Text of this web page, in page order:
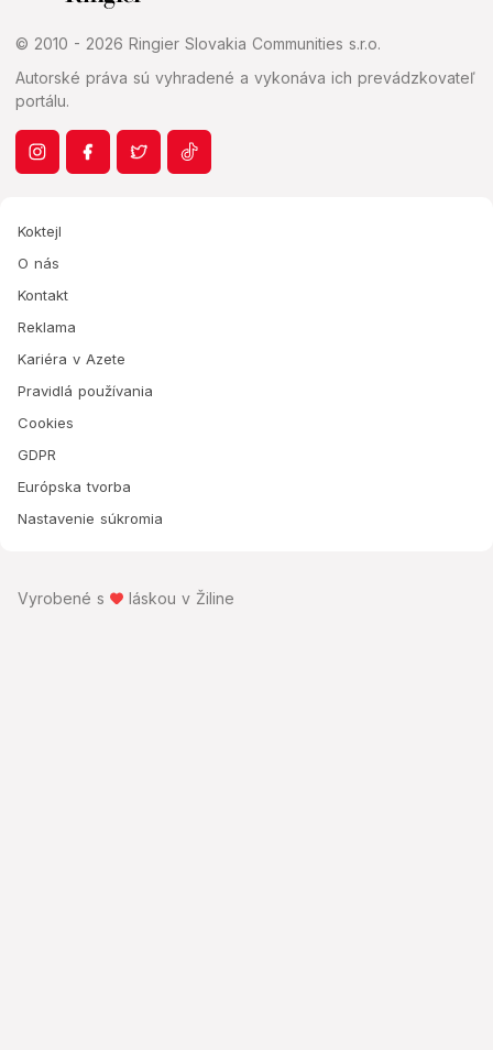
© 2010 - 2026 Ringier Slovakia Communities s.r.o.
Autorské práva sú vyhradené a vykonáva ich prevádzkovateľ
portálu.
Koktejl
O nás
Kontakt
Reklama
Kariéra v Azete
Pravidlá používania
Cookies
GDPR
Európska tvorba
Nastavenie súkromia
Vyrobené s láskou v Žiline